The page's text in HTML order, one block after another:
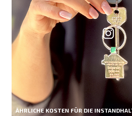
ÄHRLICHE KOSTEN FÜR DIE